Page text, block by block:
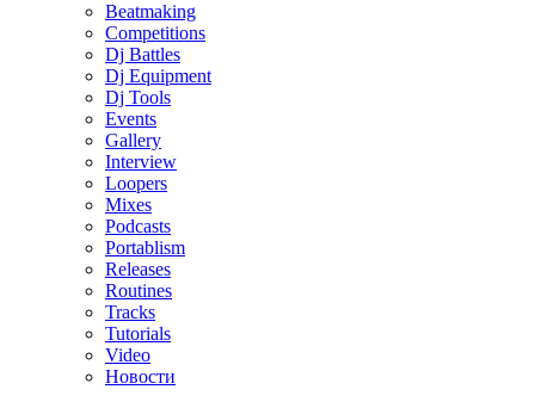
Beatmaking
Competitions
Dj Battles
Dj Equipment
Dj Tools
Events
Gallery
Interview
Loopers
Mixes
Podcasts
Portablism
Releases
Routines
Tracks
Tutorials
Video
Новости